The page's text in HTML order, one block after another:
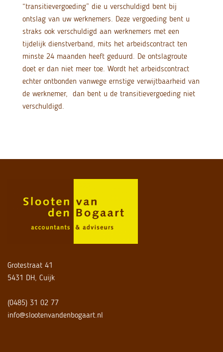
“transitievergoeding” die u verschuldigd bent bij
ontslag van uw werknemers. Deze vergoeding bent u
straks ook verschuldigd aan werknemers met een
tijdelijk dienstverband, mits het arbeidscontract ten
minste 24 maanden heeft geduurd. De ontslagroute
doet er dan niet meer toe. Wordt het arbeidscontract
echter ontbonden vanwege ernstige verwijtbaarheid van
de werknemer, dan bent u de transitievergoeding niet
verschuldigd.
Grotestraat 41
5431 DH, Cuijk
(0485) 31 02 77
info@slootenvandenbogaart.nl